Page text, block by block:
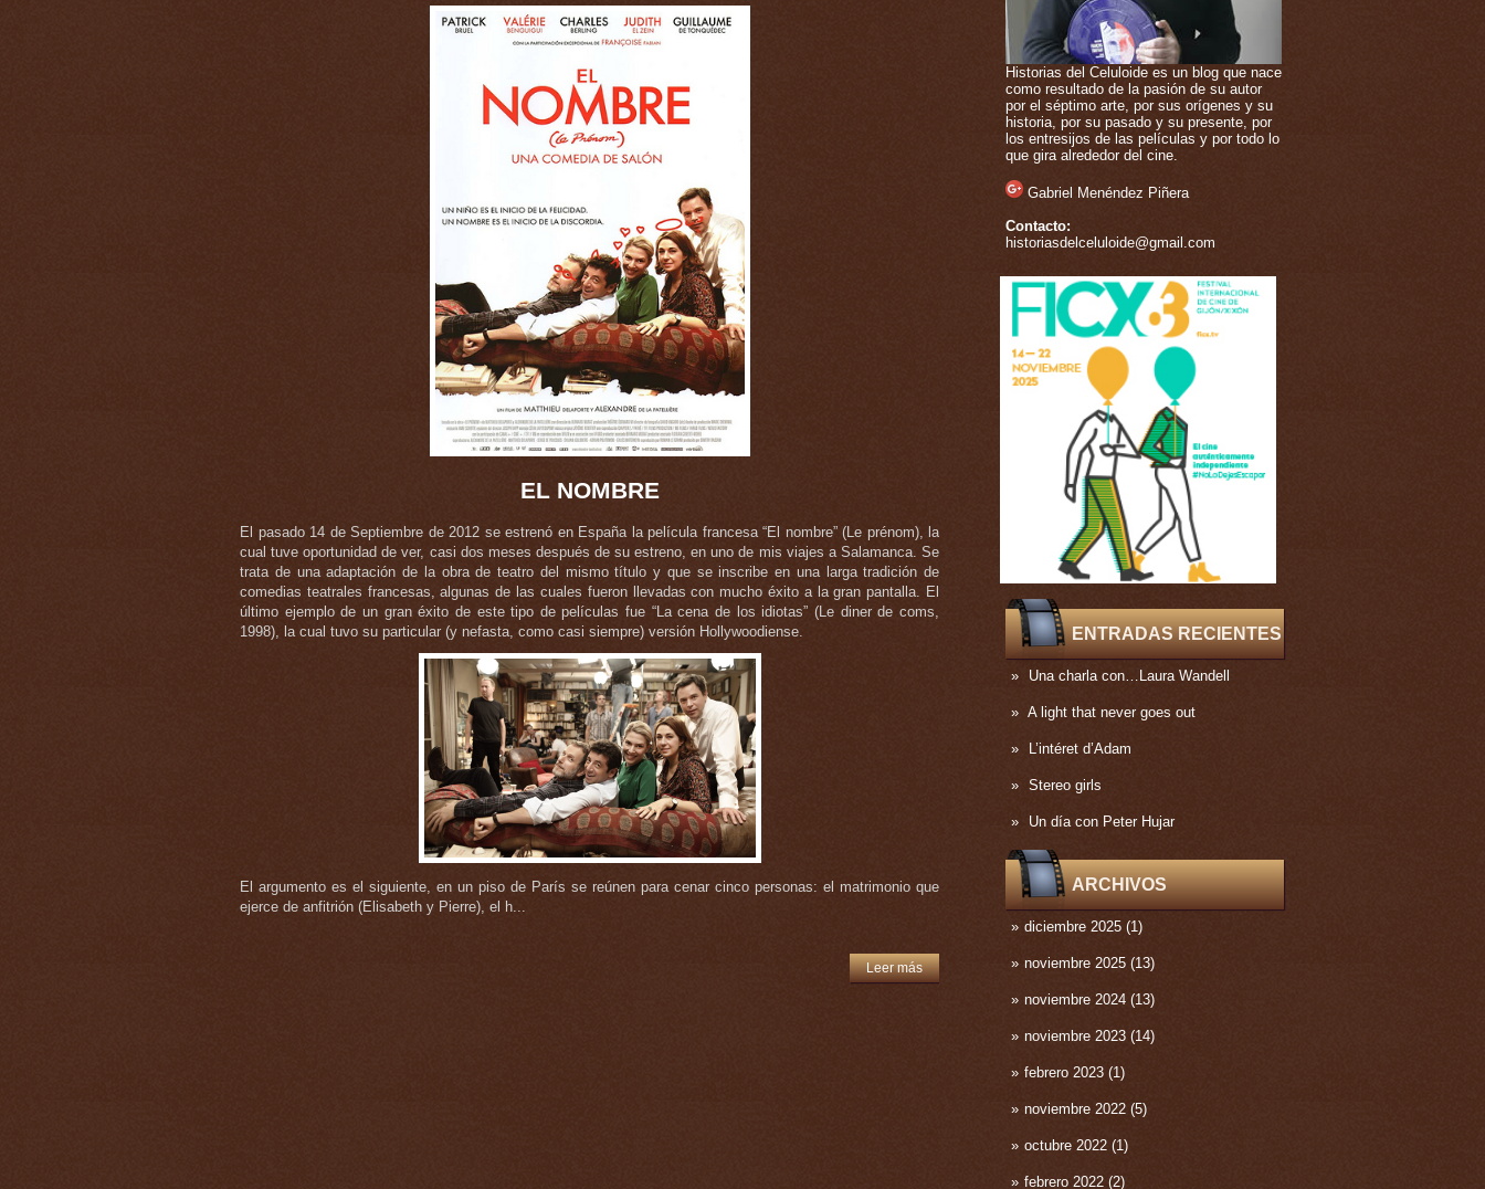
Historias del Celuloide es un blog que nace
como resultado de la pasión de su autor
por el séptimo arte, por sus orígenes y su
historia, por su pasado y su presente, por
los entresijos de las películas y por todo lo
que gira alrededor del cine.
Gabriel Menéndez Piñera
Contacto:
historiasdelceluloide@gmail.com
ENTRADAS RECIENTES
Una charla con…Laura Wandell
A light that never goes out
L’intéret d’Adam
Stereo girls
Un día con Peter Hujar
ARCHIVOS
diciembre 2025 (1)
noviembre 2025 (13)
noviembre 2024 (13)
noviembre 2023 (14)
febrero 2023 (1)
noviembre 2022 (5)
octubre 2022 (1)
febrero 2022 (2)
EL NOMBRE
El pasado 14 de Septiembre de 2012 se estrenó en España la película francesa “El nombre” (Le prénom), la
cual tuve oportunidad de ver, casi dos meses después de su estreno, en uno de mis viajes a Salamanca. Se
trata de una adaptación de la obra de teatro del mismo título y que se inscribe en una larga tradición de
comedias teatrales francesas, algunas de las cuales fueron llevadas con mucho éxito a la gran pantalla. El
último ejemplo de un gran éxito de este tipo de películas fue “La cena de los idiotas” (Le diner de coms,
1998), la cual tuvo su particular (y nefasta, como casi siempre) versión Hollywoodiense.
El argumento es el siguiente, en un piso de París se reúnen para cenar cinco personas: el matrimonio que
ejerce de anfitrión (Elisabeth y Pierre), el h...
Leer más